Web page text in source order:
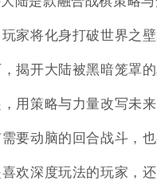
家将化身打破世界之
揭开大陆被黑暗笼罩
用策略与力量改写未
要动脑的回合战斗，
欢深度玩法的玩家，